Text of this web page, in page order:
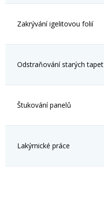
Zakrývání igelitovou folií
Odstraňování starých tapet
Štukování panelů
Lakýrnické práce